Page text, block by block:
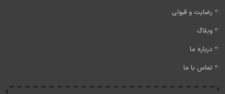
رضایت و قبولی
وبلاگ
درباره ما
تماس با ما